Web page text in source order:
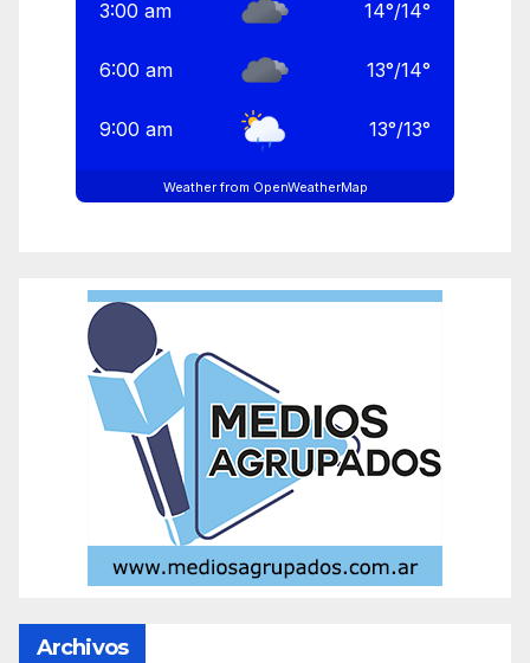
3:00 am 14°/14°
6:00 am 13°/14°
9:00 am 13°/13°
Weather from OpenWeatherMap
Archivos